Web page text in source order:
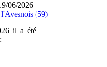
06/2026
(59)
il a été